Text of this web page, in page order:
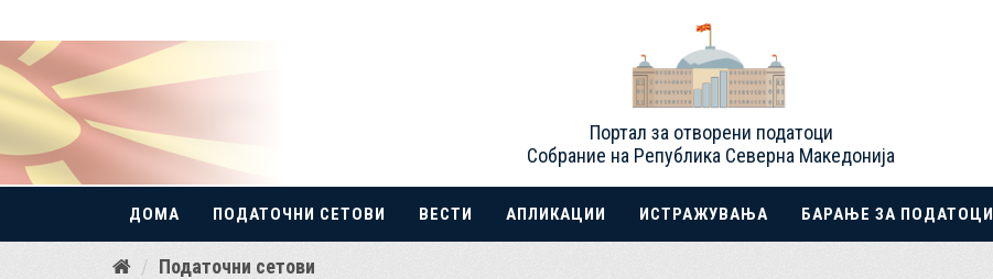
Прескокнете
Портал за отворени податоци
Собрание на Република Северна Македонија
ДОМА ПОДАТОЧНИ СЕТОВИ ВЕСТИ АПЛИКАЦИИ ИСТРАЖУВАЊА БАРАЊЕ ЗА ПОДАТОЦИ
Податочни сетови